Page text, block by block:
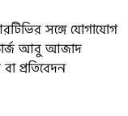
সঙ্গে যোগাযোগ
আবু আজাদ
প্রতিবেদন